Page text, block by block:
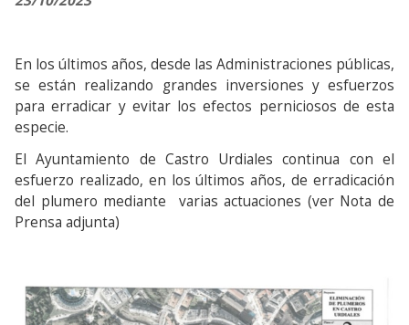
En los últimos años, desde las Administraciones públicas,
se están realizando grandes inversiones y esfuerzos
para erradicar y evitar los efectos perniciosos de esta
especie.
El Ayuntamiento de Castro Urdiales continua con el
esfuerzo realizado, en los últimos años, de erradicación
del plumero mediante varias actuaciones (ver Nota de
Prensa adjunta)